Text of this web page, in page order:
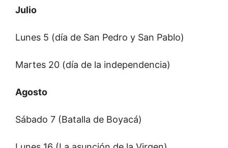
Julio
Lunes 5 (día de San Pedro y San Pablo)
Martes 20 (día de la independencia)
Agosto
Sábado 7 (Batalla de Boyacá)